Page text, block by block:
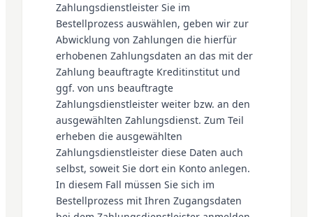
Zahlungsdienstleister Sie im
Bestellprozess auswählen, geben wir zur
Abwicklung von Zahlungen die hierfür
erhobenen Zahlungsdaten an das mit der
Zahlung beauftragte Kreditinstitut und
ggf. von uns beauftragte
Zahlungsdienstleister weiter bzw. an den
ausgewählten Zahlungsdienst. Zum Teil
erheben die ausgewählten
Zahlungsdienstleister diese Daten auch
selbst, soweit Sie dort ein Konto anlegen.
In diesem Fall müssen Sie sich im
Bestellprozess mit Ihren Zugangsdaten